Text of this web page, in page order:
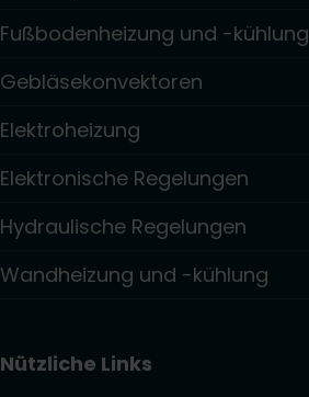
Fußbodenheizung und -kühlung
Gebläsekonvektoren
Elektroheizung
Elektronische Regelungen
Hydraulische Regelungen
Wandheizung und -kühlung
Nützliche Links